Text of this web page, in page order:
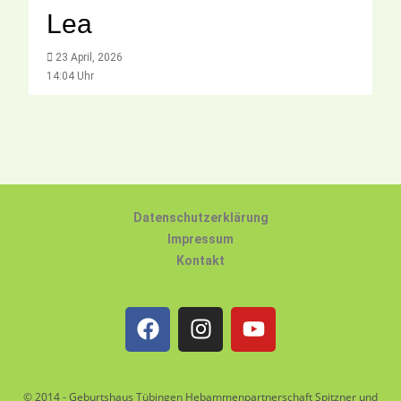
Lea
23 April, 2026
14:04 Uhr
Datenschutzerklärung
Impressum
Kontakt
© 2014 - Geburtshaus Tübingen Hebammenpartnerschaft Spitzner und